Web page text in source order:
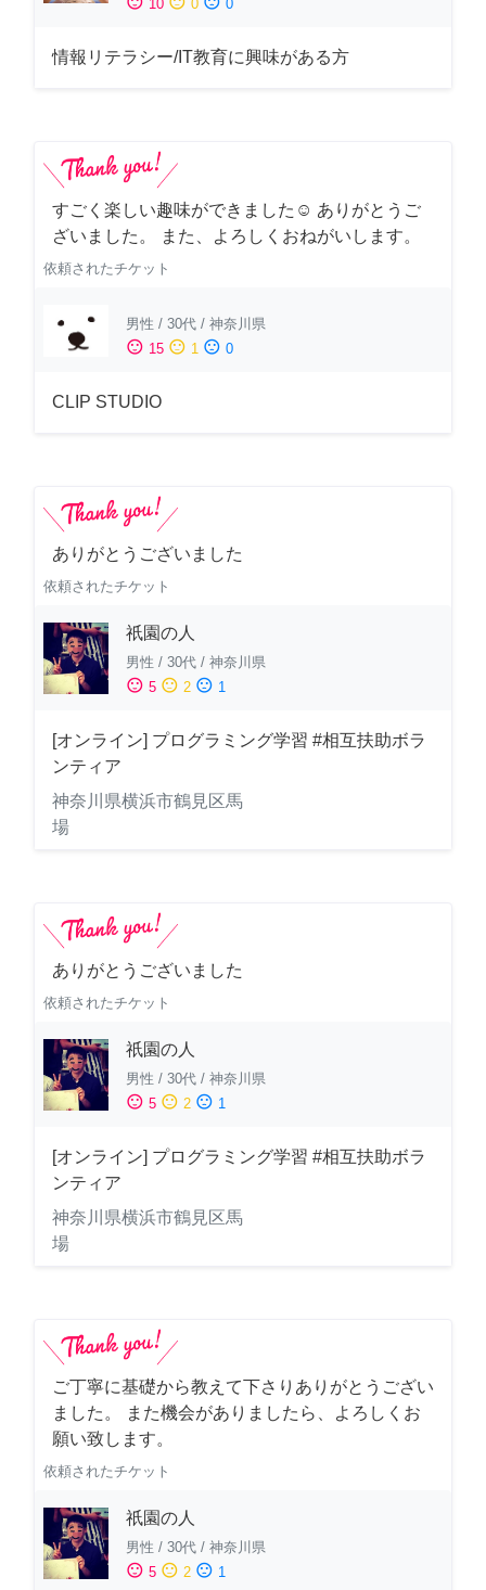
10 0 0
情報リテラシー/IT教育に興味がある方
すごく楽しい趣味ができました☺︎ ありがとうご
ざいました。 また、よろしくおねがいします。
依頼されたチケット
男性 / 30代 / 神奈川県
sentiment_satisfied 15 sentiment_neutral 1 sentiment_dissatisfied 0
CLIP STUDIO
ありがとうございました
依頼されたチケット
祇園の人
男性 / 30代 / 神奈川県
sentiment_satisfied 5 sentiment_neutral 2 sentiment_dissatisfied 1
[オンライン] プログラミング学習 #相互扶助ボラ
ンティア
神奈川県横浜市鶴見区馬
場
ありがとうございました
依頼されたチケット
祇園の人
男性 / 30代 / 神奈川県
sentiment_satisfied 5 sentiment_neutral 2 sentiment_dissatisfied 1
[オンライン] プログラミング学習 #相互扶助ボラ
ンティア
神奈川県横浜市鶴見区馬
場
ご丁寧に基礎から教えて下さりありがとうござい
ました。 また機会がありましたら、よろしくお
願い致します。
依頼されたチケット
祇園の人
男性 / 30代 / 神奈川県
sentiment_satisfied 5 sentiment_neutral 2 sentiment_dissatisfied 1